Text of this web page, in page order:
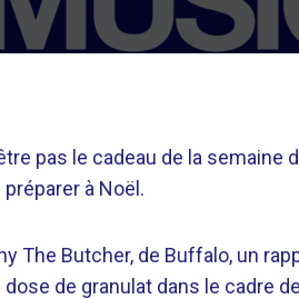
pas le cadeau de la semaine
à Noël.
The Butcher, de Buffalo, un
de granulat dans le cadre